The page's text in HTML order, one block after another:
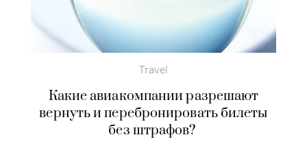
Travel
Какие авиакомпании разрешают
вернуть и перебронировать билеты
без штрафов?